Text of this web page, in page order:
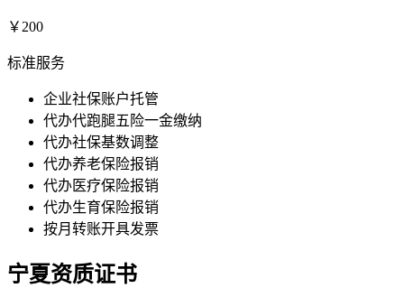
￥200
标准服务
企业社保账户托管
代办代跑腿五险一金缴纳
代办社保基数调整
代办养老保险报销
代办医疗保险报销
代办生育保险报销
按月转账开具发票
宁夏资质证书